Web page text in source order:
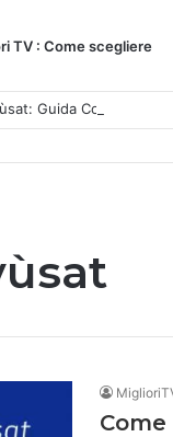
TV : Come scegliere
Guida Completa